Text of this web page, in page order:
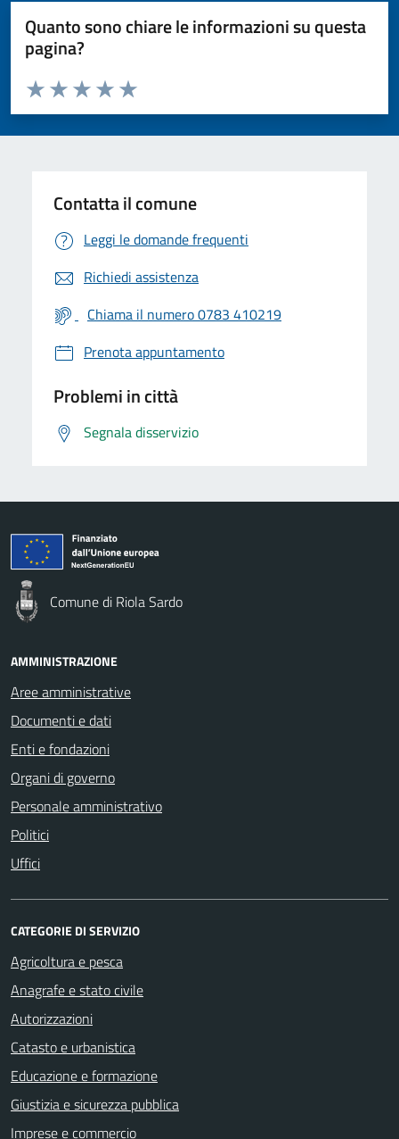
Quanto sono chiare le informazioni su questa
pagina?
Valuta da 1 a 5 stelle la pagina
Valuta 5 stelle su 5
Valuta 4 stelle su 5
Valuta 3 stelle su 5
Valuta 2 stelle su 5
Valuta 1 stelle su 5
Contatta il comune
Leggi le domande frequenti
Richiedi assistenza
Chiama il numero 0783 410219
Prenota appuntamento
Problemi in città
Segnala disservizio
Comune di Riola Sardo
AMMINISTRAZIONE
Aree amministrative
Documenti e dati
Enti e fondazioni
Organi di governo
Personale amministrativo
Politici
Uffici
CATEGORIE DI SERVIZIO
Agricoltura e pesca
Anagrafe e stato civile
Autorizzazioni
Catasto e urbanistica
Educazione e formazione
Giustizia e sicurezza pubblica
Imprese e commercio